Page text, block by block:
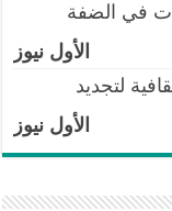
في الضفة
الأول نيوز
لتجديد
الأول نيوز